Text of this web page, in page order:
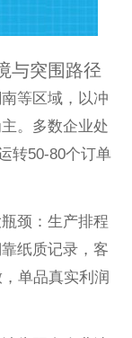
与突围路径
等区域，以冲
。多数企业处
转50-80个订单
颈：生产排程
纸质记录，客
单品真实利润